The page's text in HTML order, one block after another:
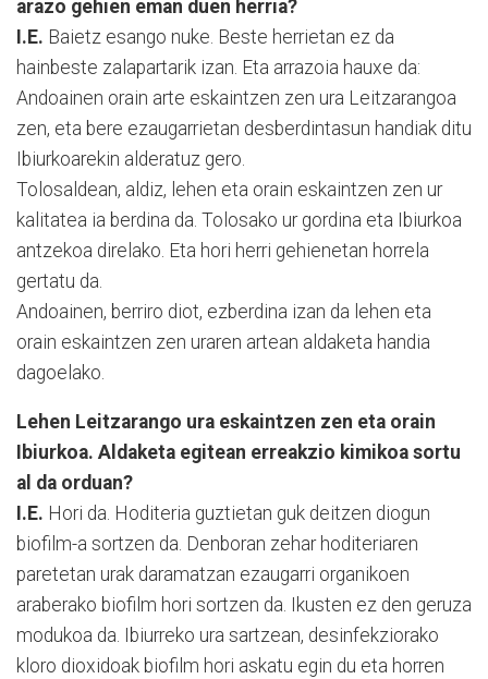
arazo gehien eman duen herria?
I.E. Baietz esango nuke. Beste herrietan ez da
hainbeste zalapartarik izan. Eta arrazoia hauxe da:
Andoainen orain arte eskaintzen zen ura Leitzarangoa
zen, eta bere ezaugarrietan desberdintasun handiak ditu
Ibiurkoarekin alderatuz gero.
Tolosaldean, aldiz, lehen eta orain eskaintzen zen ur
kalitatea ia berdina da. Tolosako ur gordina eta Ibiurkoa
antzekoa direlako. Eta hori herri gehienetan horrela
gertatu da.
Andoainen, berriro diot, ezberdina izan da lehen eta
orain eskaintzen zen uraren artean aldaketa handia
dagoelako.
Lehen Leitzarango ura eskaintzen zen eta orain
Ibiurkoa. Aldaketa egitean erreakzio kimikoa sortu
al da orduan?
I.E. Hori da. Hoditeria guztietan guk deitzen diogun
biofilm-a sortzen da. Denboran zehar hoditeriaren
paretetan urak daramatzan ezaugarri organikoen
araberako biofilm hori sortzen da. Ikusten ez den geruza
modukoa da. Ibiurreko ura sartzean, desinfekziorako
kloro dioxidoak biofilm hori askatu egin du eta horren